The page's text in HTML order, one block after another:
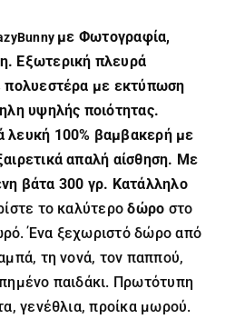
με Φωτογραφία,
Εξωτερική πλευρά
πολυεστέρα με εκτύπωση
υψηλής ποιότητας.
λευκή 100% βαμβακερή με
απαλή αίσθηση. Με
βάτα 300 γρ. Κατάλληλο
το καλύτεροδώρο στο
Ένα ξεχωριστό δώρο από
τη νονά, τον παππού,
παιδάκι. Πρωτότυπη
γενέθλια, προίκα μωρού.